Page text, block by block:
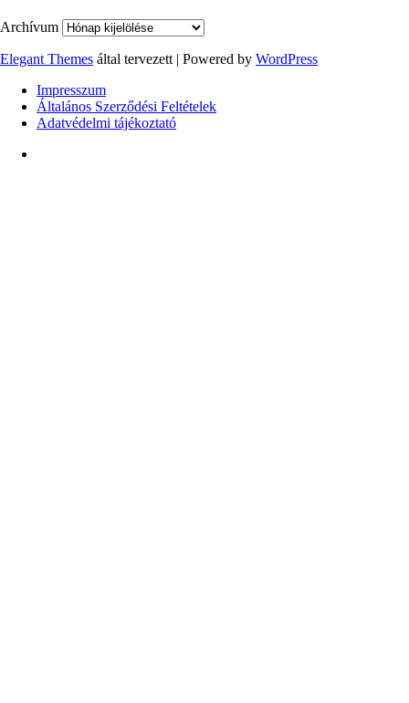
Archívum
Elegant Themes által tervezett | Powered by WordPress
Impresszum
Általános Szerződési Feltételek
Adatvédelmi tájékoztató